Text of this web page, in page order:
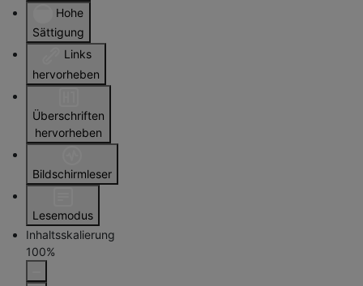
Hohe
Sättigung
Links
hervorheben
Überschriften
hervorheben
Bildschirmleser
Lesemodus
Inhaltsskalierung
100%